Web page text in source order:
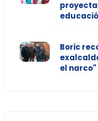
Boric
el narco"